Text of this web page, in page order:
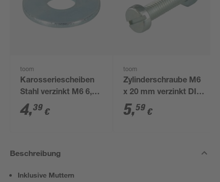
toom
Karosseriescheiben
Stahl verzinkt M6 6,4
mm 50 Stück
4,39 €
toom
Zylinderschraube M6
x 20 mm verzinkt DIN
84 30 Stück
5,59 €
Beschreibung
Inklusive Muttern